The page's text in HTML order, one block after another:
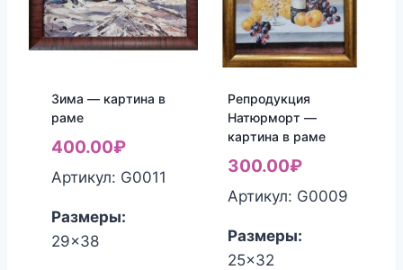
Зима — картина в
раме
400.00₽
Артикул: G0011
Размеры:
29x38
Репродукция
Натюрморт —
картина в раме
300.00₽
Артикул: G0009
Размеры:
25x32